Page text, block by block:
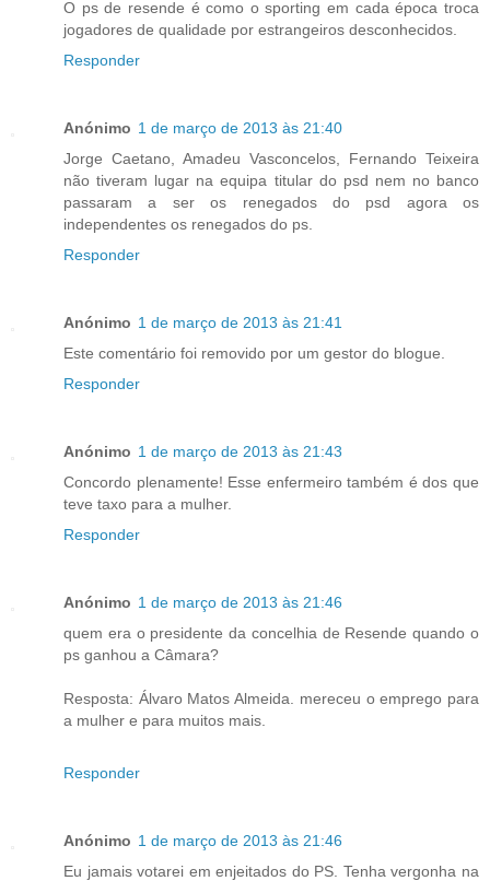
O ps de resende é como o sporting em cada época troca
jogadores de qualidade por estrangeiros desconhecidos.
Responder
Anónimo 1 de março de 2013 às 21:40
Jorge Caetano, Amadeu Vasconcelos, Fernando Teixeira
não tiveram lugar na equipa titular do psd nem no banco
passaram a ser os renegados do psd agora os
independentes os renegados do ps.
Responder
Anónimo 1 de março de 2013 às 21:41
Este comentário foi removido por um gestor do blogue.
Responder
Anónimo 1 de março de 2013 às 21:43
Concordo plenamente! Esse enfermeiro também é dos que
teve taxo para a mulher.
Responder
Anónimo 1 de março de 2013 às 21:46
quem era o presidente da concelhia de Resende quando o
ps ganhou a Câmara?
Resposta: Álvaro Matos Almeida. mereceu o emprego para
a mulher e para muitos mais.
Responder
Anónimo 1 de março de 2013 às 21:46
Eu jamais votarei em enjeitados do PS. Tenha vergonha na